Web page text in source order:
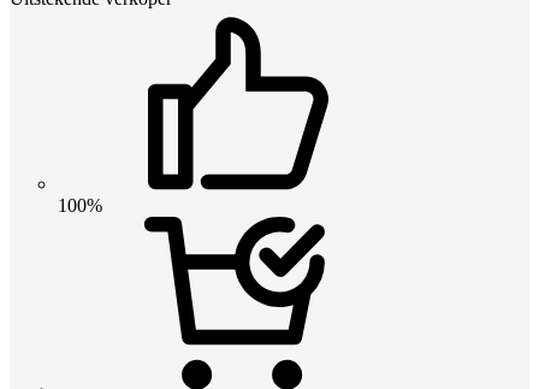
100%